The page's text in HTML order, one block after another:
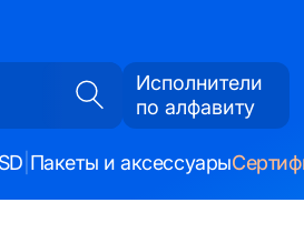
Исполнители
по алфавиту
Пакеты и аксессуары